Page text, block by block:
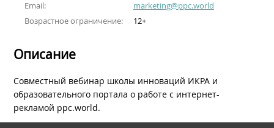
Email:
marketing@ppc.world
Возрастное ограничение:
12+
Описание
Совместный вебинар школы инноваций ИКРА и
образовательного портала о работе с интернет-
рекламой ppc.world.